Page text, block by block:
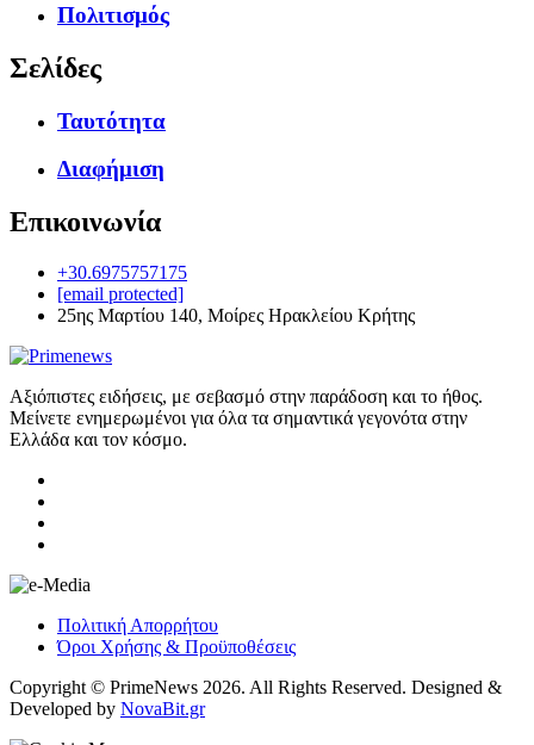
Πολιτισμός
Σελίδες
Ταυτότητα
Διαφήμιση
Επικοινωνία
+30.6975757175
[email protected]
25ης Μαρτίου 140, Μοίρες Ηρακλείου Κρήτης
Αξιόπιστες ειδήσεις, με σεβασμό στην παράδοση και το ήθος.
Μείνετε ενημερωμένοι για όλα τα σημαντικά γεγονότα στην
Ελλάδα και τον κόσμο.
Πολιτική Απορρήτου
Όροι Χρήσης & Προϋποθέσεις
Copyright © PrimeNews 2026. All Rights Reserved. Designed &
Developed by NovaBit.gr